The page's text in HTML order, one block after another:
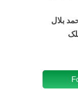
بلال